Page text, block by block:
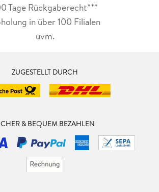
Tage Rückgaberecht***
in über 100 Filialen
uvm.
ZUGESTELLT DURCH
& BEQUEM BEZAHLEN